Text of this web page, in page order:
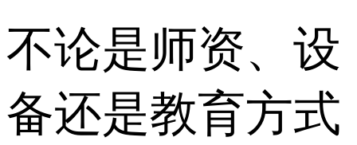
不论是师资、设
备还是教育方式